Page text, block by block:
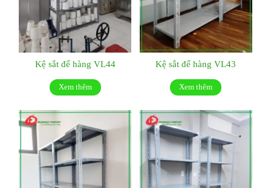
Kệ sắt để hàng VL44
Xem thêm
Kệ sắt để hàng VL43
Xem thêm